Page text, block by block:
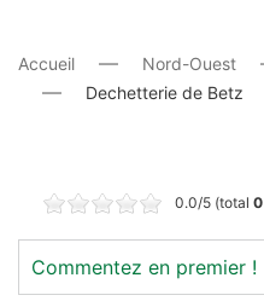
Accueil Nord-Ouest
Dechetterie de Betz
0.0/5 (total 0
Commentez en premier !